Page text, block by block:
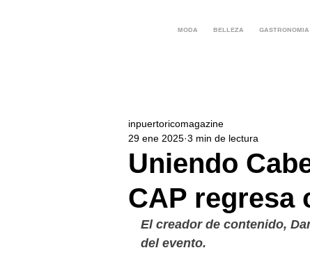
MODA BELLEZA GASTRONOMIA
Uniendo
CAP regresa
inpuertoricomagazine
29 ene 2025 3 min de lectura
El creador de contenido,
del evento.